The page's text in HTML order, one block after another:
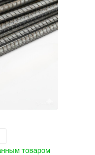
товаром